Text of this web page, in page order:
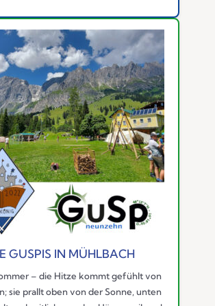
GUSPIS IN MÜHLBACH
– die Hitze kommt gefühlt von
sie prallt oben von der Sonne, unten